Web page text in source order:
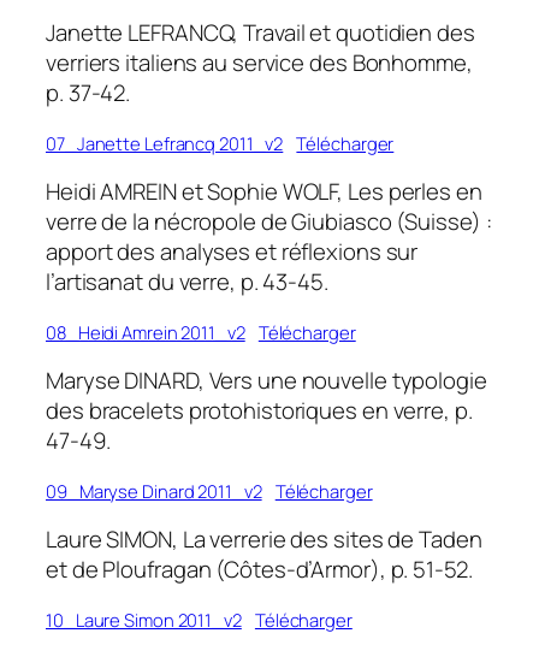
Janette LEFRANCQ, Travail et quotidien des
verriers italiens au service des Bonhomme,
p. 37-42.
07_Janette Lefrancq 2011_v2 Télécharger
Heidi AMREIN et Sophie WOLF, Les perles en
verre de la nécropole de Giubiasco (Suisse) :
apport des analyses et réflexions sur
l’artisanat du verre, p. 43-45.
08_Heidi Amrein 2011_v2 Télécharger
Maryse DINARD, Vers une nouvelle typologie
des bracelets protohistoriques en verre, p.
47-49.
09_Maryse Dinard 2011_v2 Télécharger
Laure SIMON, La verrerie des sites de Taden
et de Ploufragan (Côtes-d’Armor), p. 51-52.
10_Laure Simon 2011_v2 Télécharger